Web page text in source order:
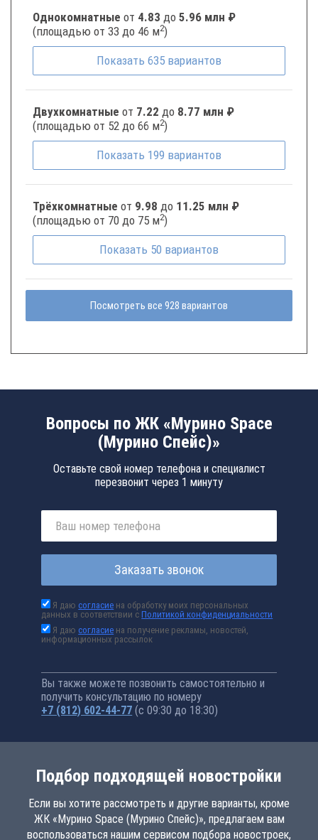
Однокомнатные от 4.83 до 5.96 млн ₽
(площадью от 33 до 46 м2)
Показать 635 вариантов
Двухкомнатные от 7.22 до 8.77 млн ₽
(площадью от 52 до 66 м2)
Показать 199 вариантов
Трёхкомнатные от 9.98 до 11.25 млн ₽
(площадью от 70 до 75 м2)
Показать 50 вариантов
Посмотреть все 928 вариантов
Вопросы по ЖК «Мурино Space
(Мурино Спейс)»
Оставьте свой номер телефона и специалист
перезвонит через 1 минуту
Заказать звонок
Я даюсогласие на обработку моих персональных
данных в соответствии сПолитикой конфиденциальности
Я даюсогласие на получение рекламы, новостей,
информационных рассылок
Вы также можете позвонить самостоятельно и
получить консультацию по номеру
+7 (812) 602-44-77 (с 09:30 до 18:30)
Подбор подходящей новостройки
Если вы хотите рассмотреть и другие варианты, кроме
ЖК «Мурино Space (Мурино Спейс)», предлагаем вам
воспользоваться нашим сервисом подбора новостроек,